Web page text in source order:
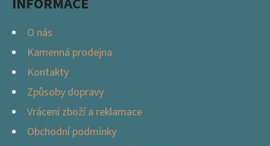
O nás
Kamenná prodejna
Kontakty
Způsoby dopravy
Vrácení zboží a reklamace
Obchodní podmínky